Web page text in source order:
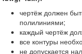
чертёж должен
полилиниями;
каждый чертёж
все контуры
не допускается